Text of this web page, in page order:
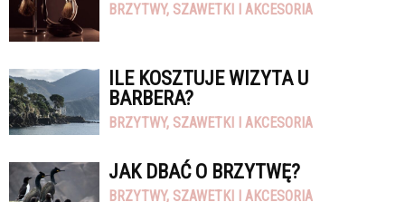
BRZYTWY, SZAWETKI I AKCESORIA
ILE KOSZTUJE WIZYTA U
BARBERA?
BRZYTWY, SZAWETKI I AKCESORIA
JAK DBAĆ O BRZYTWĘ?
BRZYTWY, SZAWETKI I AKCESORIA